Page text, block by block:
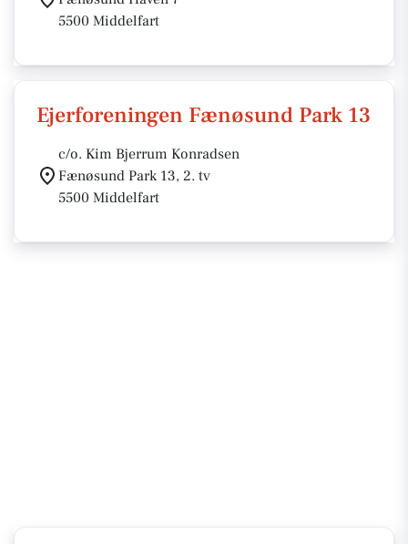
5500 Middelfart
Ejerforeningen Fænøsund Park 13
c/o. Kim Bjerrum Konradsen
Fænøsund Park 13, 2. tv
5500 Middelfart